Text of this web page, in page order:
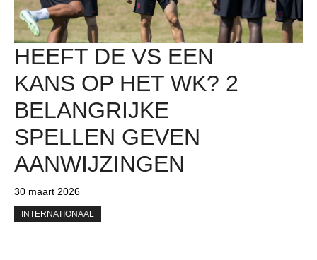
HEEFT DE VS EEN
KANS OP HET WK? 2
BELANGRIJKE
SPELLEN GEVEN
AANWIJZINGEN
30 maart 2026
INTERNATIONAAL